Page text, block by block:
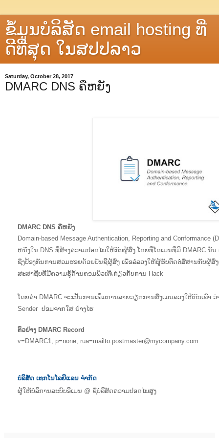
ຂໍ້ມູນບໍລິສັດ email hosting ທີ່
ດີທີ່ສຸດ ໃນສປປລາວ
Saturday, October 28, 2017
DMARC DNS ຄືຫຍັງ
DMARC DNS ຄືຫຍັງ
Domain-based Message Authentication, Reporting and Conformance
ຫນຶ່ງໃນ DNS ທີ່ສ້າງຄວາມປອດໄພໃຫ້ກັບຜູ້ສົ່ງ ໂດຍທີ່ໂດເມນທີ່ມີ DMARC ນັ້
ຊຶ່ງປ້ອງກັນການສວມຮອຍດ້ວຍບັນຊີຜູ້ສົ່ງ ເພື່ອລໍ່ລວງໃຫ້ຜູ້ຮັບຕິດຕໍ່ສື່ສານກັບຜູ້ສົ່
ສະສາຊີບທີ່ມີຄວາມຮູ້ດ້ານຄອມພິວເຕີเກ່ຽວກັບການ Hack
ໂດຍຄ່າ DMARC ຈະເປັນການເພີ່ມການລາຍວຽກການສົ່ງເມນລວງໃຫ້ກັບເລົາ
Sender ປອມຈາກໃສ ຢ່າງໄຮ
ຕົວຢ່າງ DMARC Record
v=DMARC1; p=none; rua=mailto:postmaster@mycompany.com
ບໍລິສັດ ເທກໂນໂລຍີແລນ ຈໍາກັດ
ຜູ້ໃຫ້ບໍລິການລະບົບອີເມນ @ ຊື່ບໍລິສັດຄວາມປອດໄພສູງ